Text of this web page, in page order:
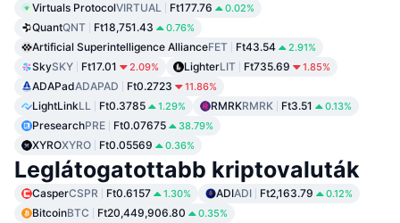
Virtuals ProtocolVIRTUAL Ft177.76 0.02%
QuantQNT Ft18,751.43 0.76%
Artificial Superintelligence AllianceFET Ft43.54 2.91%
SkySKY Ft17.01 2.09% LighterLIT Ft735.69 1.85%
ADAPadADAPAD Ft0.2723 11.86%
LightLinkLL Ft0.3785 1.29% RMRKRMRK Ft3.51 0.13%
PresearchPRE Ft0.07675 38.79%
XYROXYRO Ft0.05569 0.36%
Leglátogatottabb kriptovaluták
CasperCSPR Ft0.6157 1.30% ADIADI Ft2,163.79 0.12%
BitcoinBTC Ft20,449,906.80 0.35%